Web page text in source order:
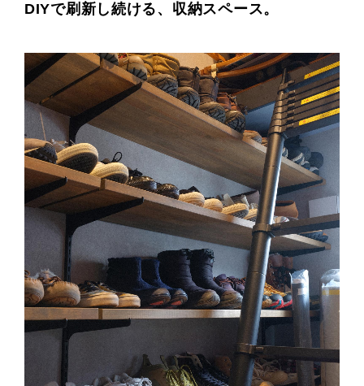
DIYで刷新し続ける、収納スペース。